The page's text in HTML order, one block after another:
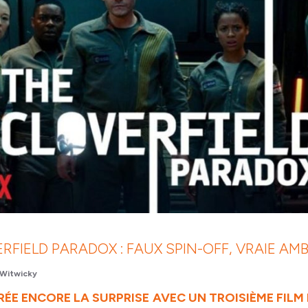
PARADOX : FAUX SPIN-OFF, VRAIE
ENCORE LA SURPRISE AVEC UN TROISIÈME